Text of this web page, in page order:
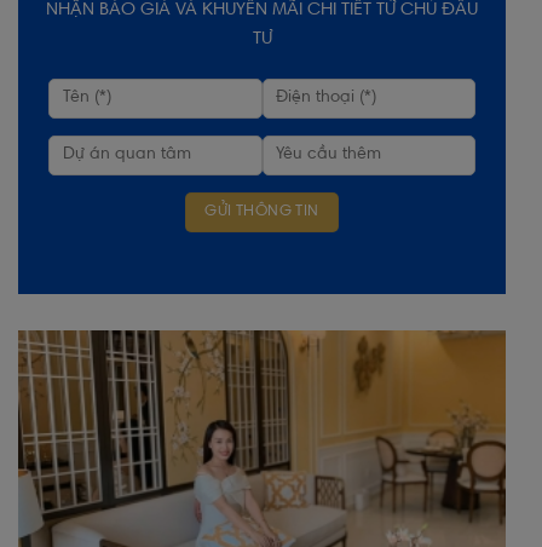
NHẬN BÁO GIÁ VÀ KHUYẾN MÃI CHI TIẾT TỪ CHỦ ĐẦU
TƯ